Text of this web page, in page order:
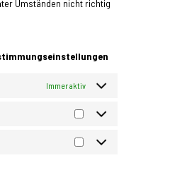
Umständen nicht richtig
Immer aktiv